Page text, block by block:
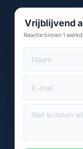
Vrijblijvend
Reactie binnen 1